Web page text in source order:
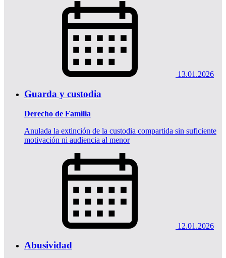
13.01.2026
Guarda y custodia
Derecho de Familia
Anulada la extinción de la custodia compartida sin suficiente
motivación ni audiencia al menor
12.01.2026
Abusividad